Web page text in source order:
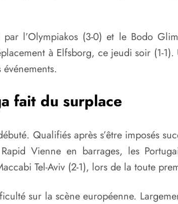
l’Olympiakos (3-0) et le Bodo
à Elfsborg, ce jeudi soir (1-
fait du surplace
Qualifiés après s’être imposés
Vienne en barrages, les
Tel-Aviv (2-1), lors de la toute
sur la scène européenne.